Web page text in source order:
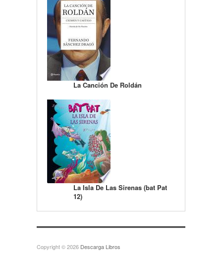
La Canción De Roldán
La Isla De Las Sirenas (bat Pat
12)
Copyright © 2026 Descarga Libros